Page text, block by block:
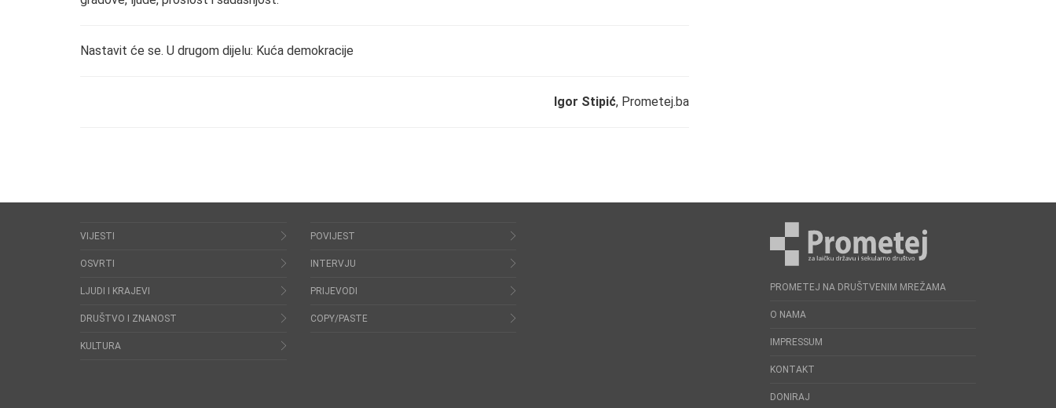
Nastavit će se. U drugom dijelu: Kuća demokracije
Igor Stipić, Prometej.ba
VIJESTI
OSVRTI
LJUDI I KRAJEVI
DRUŠTVO I ZNANOST
KULTURA
POVIJEST
INTERVJU
PRIJEVODI
COPY/PASTE
PROMETEJ NA DRUŠTVENIM MREŽAMA
O NAMA
IMPRESSUM
KONTAKT
DONIRAJ